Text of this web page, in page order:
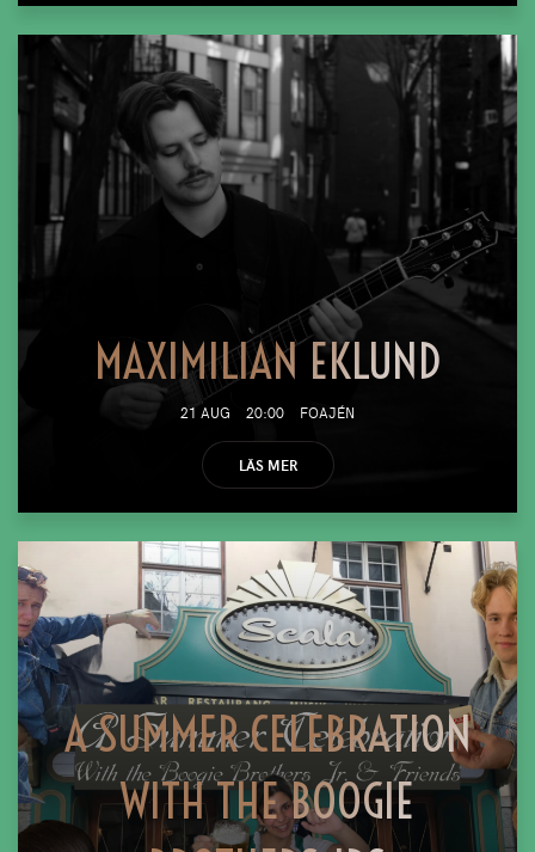
MAXIMILIAN EKLUND
21 AUG 20:00 FOAJÉN
LÄS MER
A SUMMER CELEBRATION
WITH THE BOOGIE